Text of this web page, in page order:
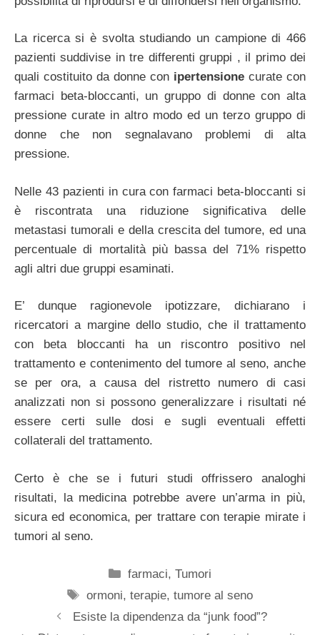
La ricerca si è svolta studiando un campione di 466
pazienti suddivise in tre differenti gruppi , il primo dei
quali costituito da donne con ipertensione curate con
farmaci beta-bloccanti, un gruppo di donne con alta
pressione curate in altro modo ed un terzo gruppo di
donne che non segnalavano problemi di alta
pressione.
Nelle 43 pazienti in cura con farmaci beta-bloccanti si
è riscontrata una riduzione significativa delle
metastasi tumorali e della crescita del tumore, ed una
percentuale di mortalità più bassa del 71% rispetto
agli altri due gruppi esaminati.
E’ dunque ragionevole ipotizzare, dichiarano i
ricercatori a margine dello studio, che il trattamento
con beta bloccanti ha un riscontro positivo nel
trattamento e contenimento del tumore al seno, anche
se per ora, a causa del ristretto numero di casi
analizzati non si possono generalizzare i risultati né
essere certi sulle dosi e sugli eventuali effetti
collaterali del trattamento.
Certo è che se i futuri studi offrissero analoghi
risultati, la medicina potrebbe avere un’arma in più,
sicura ed economica, per trattare con terapie mirate i
tumori al seno.
Categorie
farmaci,Tumori
Tag
ormoni,terapie,tumore al seno
Esiste la dipendenza da “junk food”?